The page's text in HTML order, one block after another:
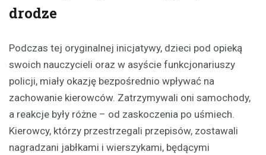
drodze
Podczas tej oryginalnej inicjatywy, dzieci pod opieką
swoich nauczycieli oraz w asyście funkcjonariuszy
policji, miały okazję bezpośrednio wpływać na
zachowanie kierowców. Zatrzymywali oni samochody,
a reakcje były różne – od zaskoczenia po uśmiech.
Kierowcy, którzy przestrzegali przepisów, zostawali
nagradzani jabłkami i wierszykami, będącymi